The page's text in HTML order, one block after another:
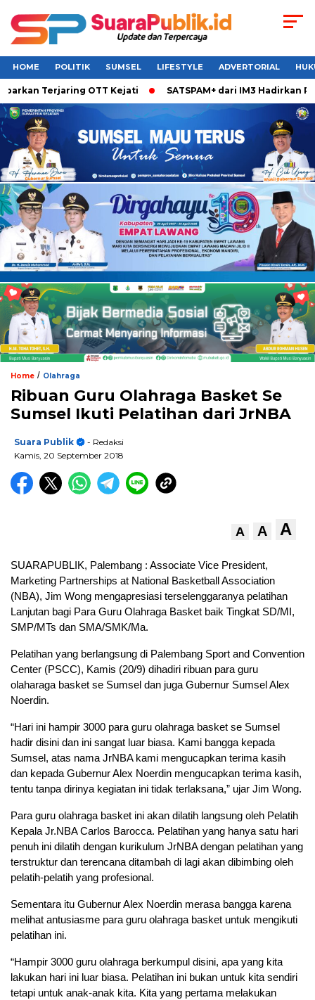
HOME POLITIK SUMSEL LIFESTYLE ADVERTORIAL
Terjaring OTT Kejati SATSPAM+ dari IM3 Hadirkan
Home / Olahraga
Ribuan Guru Olahraga Basket Se
Sumsel Ikuti Pelatihan dari JrNBA
Suara Publik
- Redaksi
Kamis, 20 September 2018
A A A
SUARAPUBLIK, Palembang : Associate Vice President,
Marketing Partnerships at National Basketball Association
(NBA), Jim Wong mengapresiasi terselenggaranya pelatihan
Lanjutan bagi Para Guru Olahraga Basket baik Tingkat SD/MI,
SMP/MTs dan SMA/SMK/Ma.
Pelatihan yang berlangsung di Palembang Sport and Convention
Center (PSCC), Kamis (20/9) dihadiri ribuan para guru
olaharaga basket se Sumsel dan juga Gubernur Sumsel Alex
Noerdin.
“Hari ini hampir 3000 para guru olahraga basket se Sumsel
hadir disini dan ini sangat luar biasa. Kami bangga kepada
Sumsel, atas nama JrNBA kami mengucapkan terima kasih
dan kepada Gubernur Alex Noerdin mengucapkan terima kasih,
tentu tanpa dirinya kegiatan ini tidak terlaksana,” ujar Jim Wong.
Para guru olahraga basket ini akan dilatih langsung oleh Pelatih
Kepala Jr.NBA Carlos Barocca. Pelatihan yang hanya satu hari
penuh ini dilatih dengan kurikulum JrNBA dengan pelatihan yang
terstruktur dan terencana ditambah di lagi akan dibimbing oleh
pelatih-pelatih yang profesional.
Sementara itu Gubernur Alex Noerdin merasa bangga karena
melihat antusiasme para guru olahraga basket untuk mengikuti
pelatihan ini.
“Hampir 3000 guru olahraga berkumpul disini, apa yang kita
lakukan hari ini luar biasa. Pelatihan ini bukan untuk kita sendiri
tetapi untuk anak-anak kita. Kita yang pertama melakukan